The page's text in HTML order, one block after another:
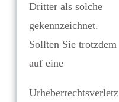
Dritter als solche
gekennzeichnet.
Sollten Sie trotzdem
auf eine
Urheberrechtsverletz